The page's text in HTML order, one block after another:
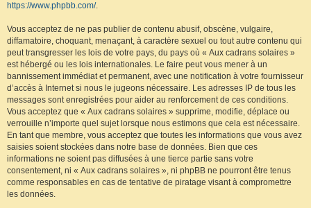
https://www.phpbb.com/.
Vous acceptez de ne pas publier de contenu abusif, obscène, vulgaire,
diffamatoire, choquant, menaçant, à caractère sexuel ou tout autre contenu qui
peut transgresser les lois de votre pays, du pays où « Aux cadrans solaires »
est hébergé ou les lois internationales. Le faire peut vous mener à un
bannissement immédiat et permanent, avec une notification à votre fournisseur
d’accès à Internet si nous le jugeons nécessaire. Les adresses IP de tous les
messages sont enregistrées pour aider au renforcement de ces conditions.
Vous acceptez que « Aux cadrans solaires » supprime, modifie, déplace ou
verrouille n’importe quel sujet lorsque nous estimons que cela est nécessaire.
En tant que membre, vous acceptez que toutes les informations que vous avez
saisies soient stockées dans notre base de données. Bien que ces
informations ne soient pas diffusées à une tierce partie sans votre
consentement, ni « Aux cadrans solaires », ni phpBB ne pourront être tenus
comme responsables en cas de tentative de piratage visant à compromettre
les données.